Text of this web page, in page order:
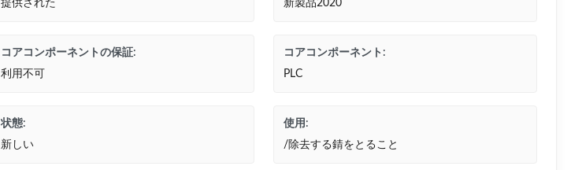
提供された 新製品2020
コアコンポーネントの保証:
利用不可
コアコンポーネント:
PLC
状態:
新しい
使用:
/除去する錆をとること